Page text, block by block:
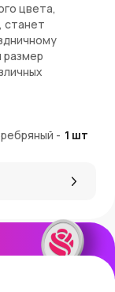
цвета,
станет
размер
шарм.
- 1 шт